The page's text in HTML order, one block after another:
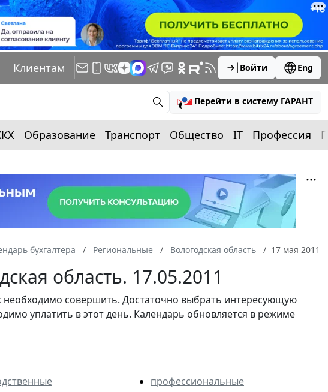
Клиентам Войти Eng
Перейти в систему ГАРАНТ
Образование Транспорт Общество IT Профессия
бухгалтера Региональные Вологодская область 17 мая 2011
область. 17.05.2011
необходимо совершить. Достаточно выбрать интересующую
уплатить в этот день. Календарь обновляется в режиме
профессиональные